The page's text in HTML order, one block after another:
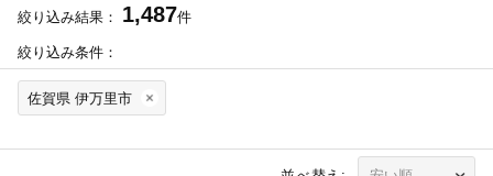
絞り込み結果： 1,487件
絞り込み条件：
佐賀県 伊万里市